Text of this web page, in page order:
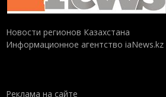
Новости регионов Казахстана
Информационное агентство iaNews.kz
Реклама на сайте